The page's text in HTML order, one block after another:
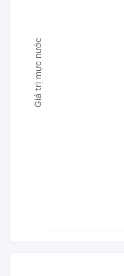
Giá trị mực nước